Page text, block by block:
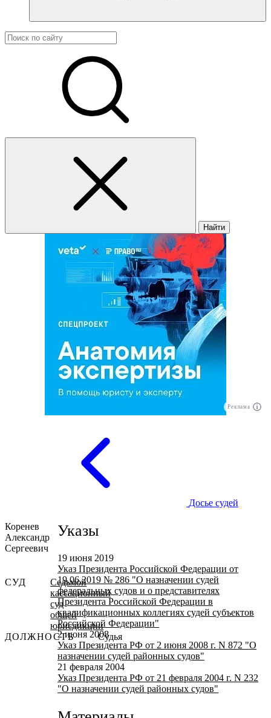
Найти
Реклама
Досье судей
Коренев
Александр
Сергеевич
СУД
Седьмой
кассационный
суд
общей
юрисдикции
ДОЛЖНОСТЬ
Судья
Указы
19 июня 2019
Указ Президента Российской Федерации от
19.06.2019 № 286 "О назначении судей
федеральных судов и о представителях
Президента Российской Федерации в
квалификационных коллегиях судей субъектов
Российской Федерации"
2 июня 2008
Указ Президента РФ от 2 июня 2008 г. N 872 "О
назначении судей районных судов"
21 февраля 2004
Указ Президента РФ от 21 февраля 2004 г. N 232
"О назначении судей районных судов"